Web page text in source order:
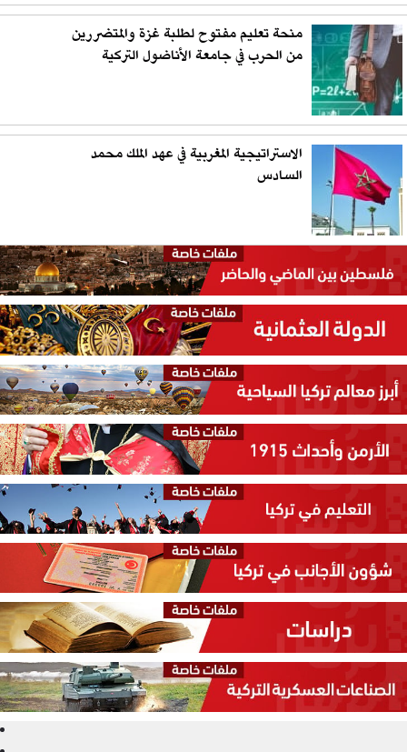
منحة تعليم مفتوح لطلبة غزة والمتضررين
من الحرب في جامعة الأناضول التركية
الاستراتيجية المغربية في عهد الملك محمد
السادس